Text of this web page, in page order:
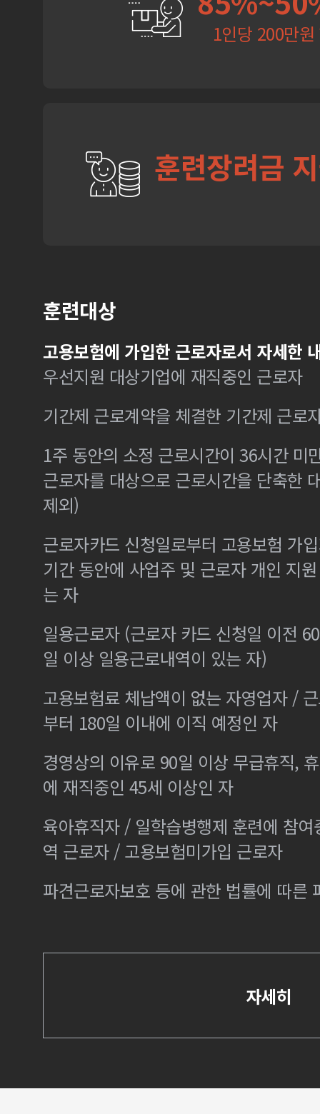
1인당 200만원
훈련장려금
훈련대상
고용보험에 가입한 근로자로서 자세한
우선지원 대상기업에 재직중인 근로자
기간제 근로계약을 체결한 기간제 근로
1주 동안의 소정 근로시간이 36시간 미
근로자를 대상으로 근로시간을 단축한
제외)
근로자카드 신청일로부터 고용보험 가
기간 동안에 사업주 및 근로자 개인 지
는 자
일용근로자 (근로자 카드 신청일 이전
일 이상 일용근로내역이 있는 자)
고용보험료 체납액이 없는 자영업자 /
부터 180일 이내에 이직 예정인 자
경영상의 이유로 90일 이상 무급휴직,
에 재직중인 45세 이상인 자
육아휴직자 / 일학습병행제 훈련에 참
역 근로자 / 고용보험미가입 근로자
파견근로자보호 등에 관한 법률에 따른
자세히